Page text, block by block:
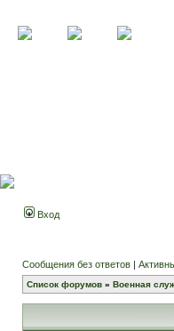
Вход
Сообщения без ответов |
Список форумов » Военная